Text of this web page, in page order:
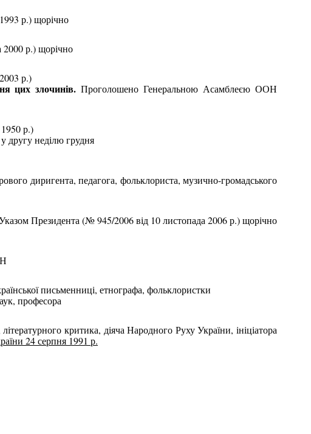
р.) щорічно
2000 р.) щорічно
р.)
цих злочинів. Проголошено Генеральною Асамблеєю ООН
р.)
другу неділю грудня
диригента, педагога, фольклориста, музично-громадського
Указом Президента (№ 945/2006 від 10 листопада 2006 р.) щорічно
письменниці, етнографа, фольклористки
професора
критика, діяча Народного Руху України, ініціатора
24 серпня 1991 р.